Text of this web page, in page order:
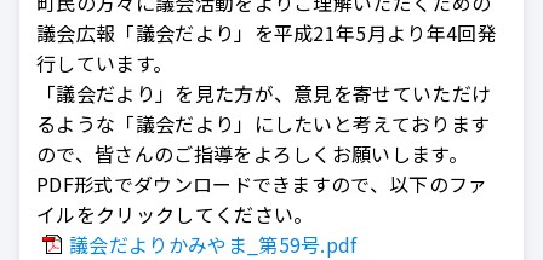
議会広報「議会だより」を平成21年5月より年4回発
行しています。
「議会だより」を見た方が、意見を寄せていただけ
るような「議会だより」にしたいと考えております
ので、皆さんのご指導をよろしくお願いします。
PDF形式でダウンロードできますので、以下のファ
イルをクリックしてください。
議会だよりかみやま_第59号.pdf